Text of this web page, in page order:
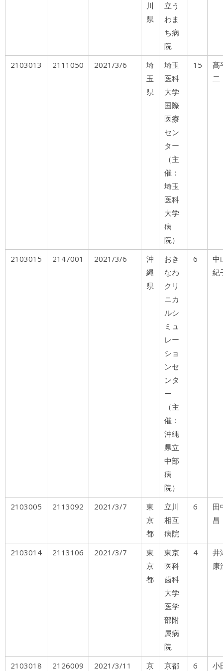
川
県
立う
わま
ち病
院
2103013 2111050 2021/3/6
埼
玉
県
埼玉
医科
大学
国際
医療
セン
ター
（主
催：
埼玉
医科
大学
病
院）
15
髙
二
2103015 2147001 2021/3/6
沖
縄
県
おき
なわ
クリ
ニカ
ルシ
ミュ
レー
ショ
ンセ
ンタ
ー
（主
催：
沖縄
県立
中部
病
院）
6
中
紀
2103005 2113092 2021/3/7
東
京
都
立川
相互
病院
6
田
昌
2103014 2113106 2021/3/7
東
京
都
東京
医科
歯科
大学
医学
部附
属病
院
4
井
康
2103018 2126009 2021/3/11
京
京都
6
小